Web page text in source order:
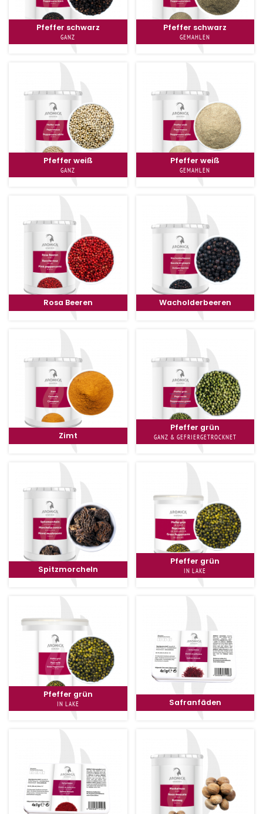
Pfeffer schwarz
GANZ
Pfeffer schwarz
GEMAHLEN
Pfeffer weiß
GANZ
Pfeffer weiß
GEMAHLEN
Rosa Beeren Wacholderbeeren
Zimt
Pfeffer grün
GANZ & GEFRIERGETROCKNET
Spitzmorcheln
Pfeffer grün
IN LAKE
Pfeffer grün
IN LAKE Safranfäden